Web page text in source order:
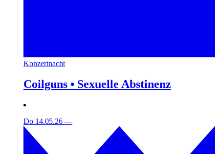
Konzertnacht
Coilguns • Sexuelle Abstinenz
Do 14.05.26 —